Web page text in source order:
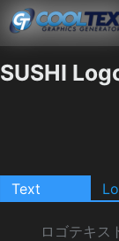
SUSHI
Text
ロゴテキス